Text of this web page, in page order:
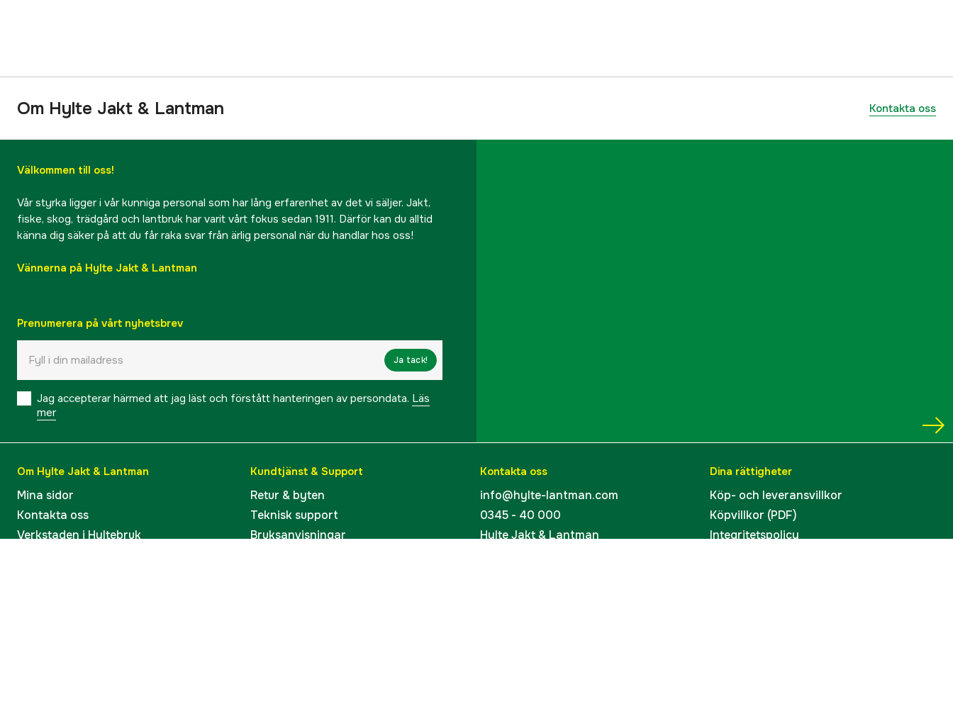
Om Hylte Jakt & Lantman Kontakta oss
Välkommen till oss!
Vår styrka ligger i vår kunniga personal som har lång erfarenhet av det vi säljer. Jakt,
fiske, skog, trädgård och lantbruk har varit vårt fokus sedan 1911. Därför kan du alltid
känna dig säker på att du får raka svar från ärlig personal när du handlar hos oss!
Vännerna på Hylte Jakt & Lantman
Prenumerera på vårt nyhetsbrev
Ja tack!
Jag accepterar härmed att jag läst och förstått hanteringen av persondata. Läs
mer
Om Hylte Jakt & Lantman
Mina sidor
Kontakta oss
Verkstaden i Hyltebruk
Kundtjänst & Support
Retur & byten
Teknisk support
Bruksanvisningar
Kontakta oss
info@hylte-lantman.com
0345 - 40 000
Hylte Jakt & Lantman
Dina rättigheter
Köp- och leveransvillkor
Köpvillkor (PDF)
Integritetspolicy